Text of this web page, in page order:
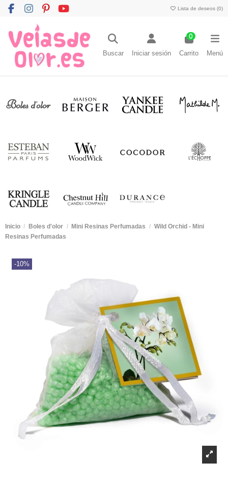
Lista de deseos (0)
Buscar Iniciar sesión
0
Carrito Menú
Inicio Boles d'olor Mini Resinas Perfumadas
Wild Orchid - Mini
Resinas Perfumadas
-10%